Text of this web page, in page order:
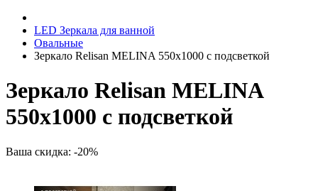
LED Зеркала для ванной
Овальные
Зеркало Relisan MELINA 550х1000 с подсветкой
Зеркало Relisan MELINA
550х1000 с подсветкой
Ваша скидка: -20%